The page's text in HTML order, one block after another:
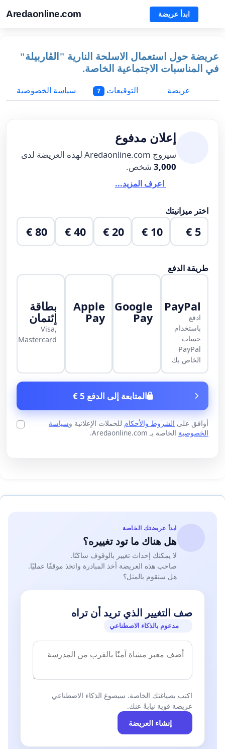
Aredaonline.com ابدأ عريضة
عريضة حول استعمال الاسلحة النارية "الڨاربيلة"
في المناسبات الاجتماعية الخاصة.
عريضة
التوقيعات 7 سياسة الخصوصية
إعلان مدفوع
سيروج Aredaonline.com لهذه العريضة لدى
3,000 شخص.
اعرف المزيد...
اختر ميزانيتك
5 €
10 €
20 €
40 €
80 €
طريقة الدفع
PayPal
ادفع
باستخدام
حساب
PayPal
الخاص بك
Google
Pay
Apple
Pay
بطاقة
إئتمان
Visa,
Mastercard
المتابعة إلى الدفع 5 €
أوافق على الشروط والأحكام للحملات الإعلانية وسياسة
الخصوصية الخاصة بـ Aredaonline.com.
ابدأ عريضتك الخاصة
هل هناك ما تود تغييره؟
لا يمكنك إحداث تغيير بالوقوف ساكنًا.
صاحب هذه العريضة أخذ المبادرة واتخذ موقفًا عمليًا.
هل ستقوم بالمثل؟
صف التغيير الذي تريد أن تراه
مدعوم بالذكاء الاصطناعي
اكتب بصياغتك الخاصة. سيصوغ الذكاء الاصطناعي
عريضة قوية نيابةً عنك.
إنشاء العريضة